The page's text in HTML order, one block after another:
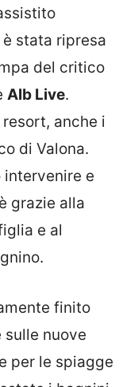
stata ripresa
del critico
Alb Live.
anche i
di Valona.
intervenire e
grazie alla
e al
finito
nuove
per le spiagge